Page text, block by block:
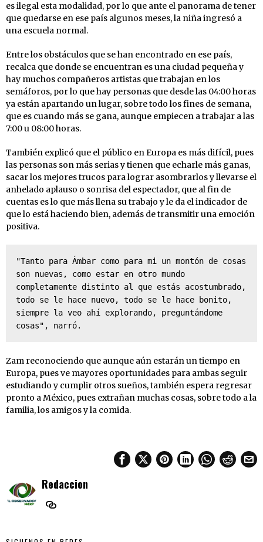
es ilegal esta modalidad, por lo que ante el panorama de tener
que quedarse en ese país algunos meses, la niña ingresó a
una escuela normal.
Entre los obstáculos que se han encontrado en ese país,
recalca que donde se encuentran es una ciudad pequeña y
hay muchos compañeros artistas que trabajan en los
semáforos, por lo que hay personas que desde las 04:00 horas
ya están apartando un lugar, sobre todo los fines de semana,
que es cuando más se gana, aunque empiecen a trabajar a las
7:00 u 08:00 horas.
También explicó que el público en Europa es más difícil, pues
las personas son más serias y tienen que echarle más ganas,
sacar los mejores trucos para lograr asombrarlos y llevarse el
anhelado aplauso o sonrisa del espectador, que al fin de
cuentas es lo que más llena su trabajo y le da el indicador de
que lo está haciendo bien, además de transmitir una emoción
positiva.
"Tanto para Ámbar como para mi un montón de cosas
son nuevas, como estar en otro mundo
completamente distinto al que estás acostumbrado,
todo se le hace nuevo, todo se le hace bonito,
siempre la veo ahí explorando, preguntándome
cosas", narró.
Zam reconociendo que aunque aún estarán un tiempo en
Europa, pues ve mayores oportunidades para ambas seguir
estudiando y cumplir otros sueños, también espera regresar
pronto a México, pues extrañan muchas cosas, sobre todo a la
familia, los amigos y la comida.
Redaccion